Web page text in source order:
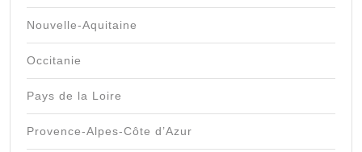
Nouvelle-Aquitaine
Occitanie
Pays de la Loire
Provence-Alpes-Côte d’Azur